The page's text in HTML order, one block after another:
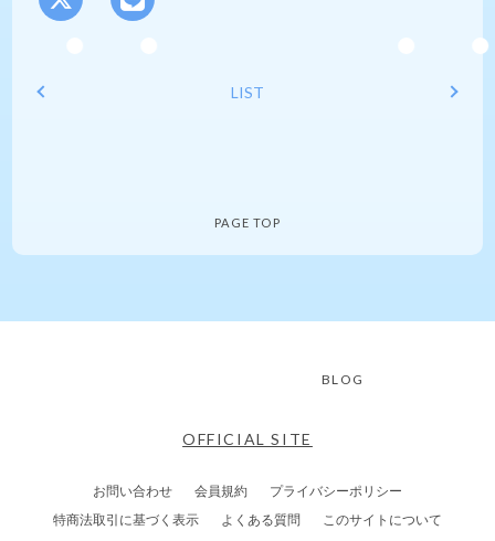
LIST
PAGE TOP
BLOG
OFFICIAL SITE
お問い合わせ 会員規約
プライバシーポリシー
特商法取引に基づく表示
よくある質問 このサイトについて